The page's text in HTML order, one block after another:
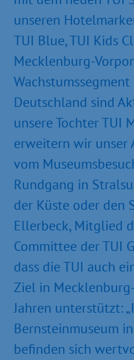
unseren
TUI Blue, TUI Kids
Mecklenburg-
Deutschland sind
unsere Tochter TUI
erweitern wir unser
vom
Rundgang in
der Küste oder den
Ellerbeck, Mitglied
Committee der TUI
dass die TUI auch
Ziel in
Jahren unterstützt:
Bernsteinmuseum
befinden sich